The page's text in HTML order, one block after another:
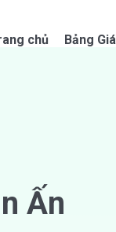
chủ Bảng Giá
Ấn